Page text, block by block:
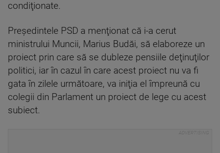
condiţionate.
Preşedintele PSD a menţionat că i-a cerut
ministrului Muncii, Marius Budăi, să elaboreze un
proiect prin care să se dubleze pensiile deţinuţilor
politici, iar în cazul în care acest proiect nu va fi
gata în zilele următoare, va iniţia el împreună cu
colegii din Parlament un proiect de lege cu acest
subiect.